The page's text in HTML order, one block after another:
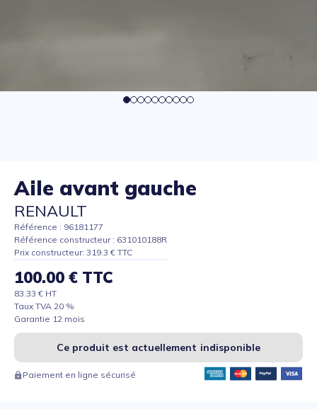
Aile avant gauche
RENAULT
Référence : 96181177
Référence constructeur : 631010188R
Prix constructeur: 319.3 € TTC
100.00 € TTC
83.33 € HT
Taux TVA 20 %
Garantie 12 mois
Ce produit est actuellement indisponible
Paiement en ligne sécurisé